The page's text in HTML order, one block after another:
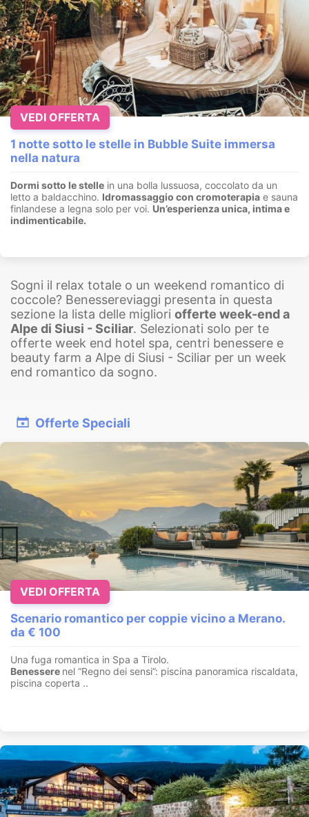
1 notte sotto le stelle in Bubble Suite immersa
nella natura
Dormi sotto le stelle in una bolla lussuosa, coccolato da un
letto a baldacchino. Idromassaggio con cromoterapia e sauna
finlandese a legna solo per voi. Un’esperienza unica, intima e
indimenticabile.
VEDI OFFERTA
Sogni il relax totale o un weekend romantico di
coccole? Benessereviaggi presenta in questa
sezione la lista delle migliori offerte week-end a
Alpe di Siusi - Sciliar. Selezionati solo per te
offerte week end hotel spa, centri benessere e
beauty farm a Alpe di Siusi - Sciliar per un week
end romantico da sogno.
Offerte Speciali
Scenario romantico per coppie vicino a Merano.
da € 100
Una fuga romantica in Spa a Tirolo.
Benessere nel “Regno dei sensi”: piscina panoramica riscaldata,
piscina coperta ..
VEDI OFFERTA